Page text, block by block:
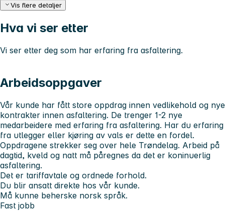
Vis flere detaljer
Hva vi ser etter
Vi ser etter deg som har erfaring fra asfaltering.
Arbeidsoppgaver
Vår kunde har fått store oppdrag innen vedlikehold og nye
kontrakter innen asfaltering. De trenger 1-2 nye
medarbeidere med erfaring fra asfaltering. Har du erfaring
fra utlegger eller kjøring av vals er dette en fordel.
Oppdragene strekker seg over hele Trøndelag. Arbeid på
dagtid, kveld og natt må påregnes da det er koninuerlig
asfaltering.
Det er tariffavtale og ordnede forhold.
Du blir ansatt direkte hos vår kunde.
Må kunne beherske norsk språk.
Fast jobb